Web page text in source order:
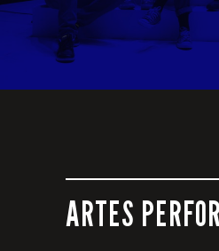
ARTES